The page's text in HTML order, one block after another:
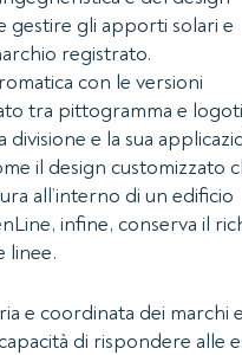
gestire gli apporti solari e
registrato.
con le versioni
tra pittogramma e
e la sua
il design customizzato
all’interno di un edificio
infine, conserva il
linee.
e coordinata dei marchi
di rispondere alle